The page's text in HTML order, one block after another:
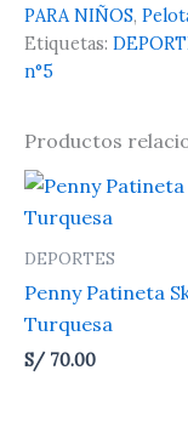
PARA NIÑOS,
Etiquetas:
n°5
Productos
DEPORTES
Penny Patineta
Turquesa
S/ 70.00